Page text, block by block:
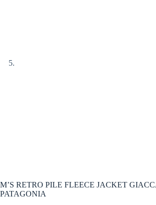
M’S RETRO PILE FLEECE JACKET
PATAGONIA